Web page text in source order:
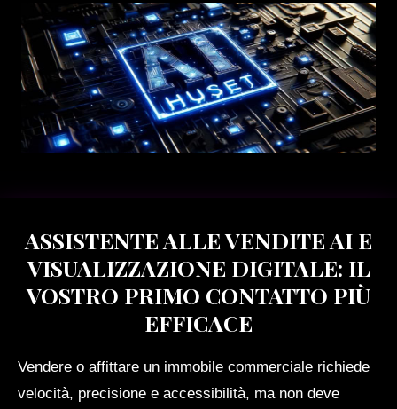
ASSISTENTE ALLE VENDITE AI E
VISUALIZZAZIONE DIGITALE: IL
VOSTRO PRIMO CONTATTO PIÙ
EFFICACE
Vendere o affittare un immobile commerciale richiede
velocità, precisione e accessibilità, ma non deve